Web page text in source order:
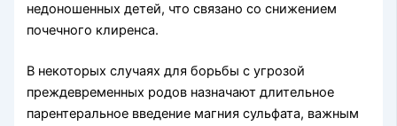
недоношенных детей, что связано со снижением
почечного клиренса.
В некоторых случаях для борьбы с угрозой
преждевременных родов назначают длительное
парентеральное введение магния сульфата, важным